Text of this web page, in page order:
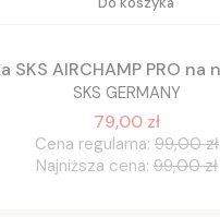
SKS AIRCHAMP PRO na
SKS GERMANY
79,00 zł
Cena regularna: 99,00 zł
Najniższa cena: 99,00 zł